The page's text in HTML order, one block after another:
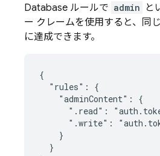
Database ルールで admin
と
ー クレームを使用すると、同
に達成できます。
{
  "rules": {
    "adminContent": {
".read":
".write":
    }
  }